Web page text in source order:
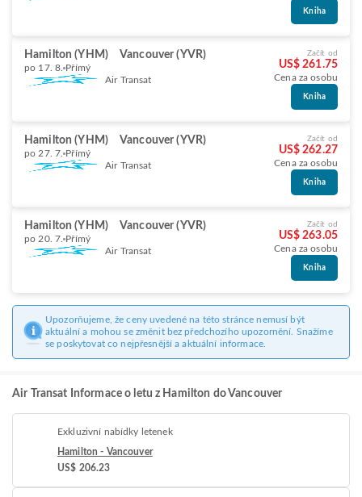
Kniha
Hamilton (YHM) Vancouver (YVR)
po 17. 8. Přímý
Air Transat
Začít od
US$ 261.75
Cena za osobu
Kniha
Hamilton (YHM) Vancouver (YVR)
po 27. 7. Přímý
Air Transat
Začít od
US$ 262.27
Cena za osobu
Kniha
Hamilton (YHM) Vancouver (YVR)
po 20. 7. Přímý
Air Transat
Začít od
US$ 263.05
Cena za osobu
Kniha
Upozorňujeme, že ceny uvedené na této stránce nemusí být
aktuální a mohou se změnit bez předchozího upozornění. Snažíme
se poskytovat co nejpřesnější a aktuální informace.
Air Transat Informace o letu z Hamilton do Vancouver
Exkluzivní nabídky letenek
Hamilton - Vancouver
US$ 206.23